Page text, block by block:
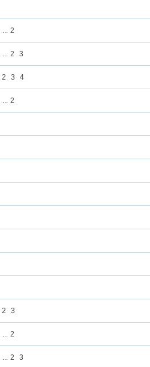
... 2
... 2 3
2 3 4
... 2
2 3
... 2
... 2 3